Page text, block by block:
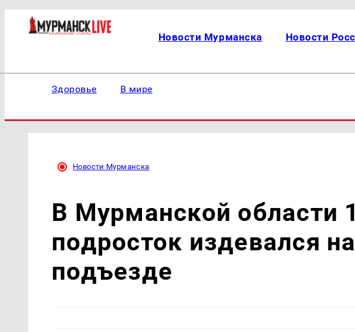
Новости Мурманска Новости
Здоровье В мире
Новости Мурманска
В Мурманской области
подросток издевался
подъезде